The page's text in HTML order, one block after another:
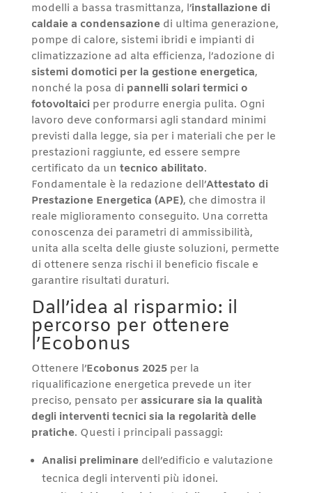
modelli a bassa trasmittanza, l’installazione di
caldaie a condensazionedi ultima generazione,
pompe di calore, sistemi ibridi e impianti di
climatizzazione ad alta efficienza, l’adozione di
sistemi domotici per la gestione energetica,
nonché la posa di pannelli solari termici o
fotovoltaiciper produrre energia pulita. Ogni
lavoro deve conformarsi agli standard minimi
previsti dalla legge, sia per i materiali che per le
prestazioni raggiunte, ed essere sempre
certificato da un tecnico abilitato.
Fondamentale è la redazione dell’Attestato di
Prestazione Energetica (APE), che dimostra il
reale miglioramento conseguito. Una corretta
conoscenza dei parametri di ammissibilità,
unita alla scelta delle giuste soluzioni, permette
di ottenere senza rischi il beneficio fiscale e
garantire risultati duraturi.
Dall’idea al risparmio: il
percorso per ottenere
l’Ecobonus
Ottenere l’Ecobonus 2025per la
riqualificazione energetica prevede un iter
preciso, pensato per assicurare sia la qualità
degli interventi tecnici sia la regolarità delle
pratiche. Questi i principali passaggi:
Analisi preliminaredell’edificio e valutazione
tecnica degli interventi più idonei.